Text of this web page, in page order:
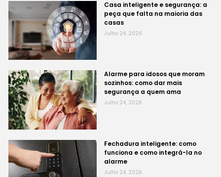
Casa inteligente e segurança: a
peça que falta na maioria das
casas
Julho 24, 2026
Alarme para idosos que moram
sozinhos: como dar mais
segurança a quem ama
Julho 24, 2026
Fechadura inteligente: como
funciona e como integrá-la no
alarme
Julho 24, 2026